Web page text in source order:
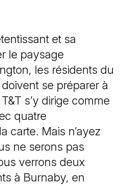
et sa
le paysage
les résidents du
se préparer à
s’y dirige comme
quatre
carte. Mais n’ayez
ne serons pas
verrons deux
à Burnaby, en